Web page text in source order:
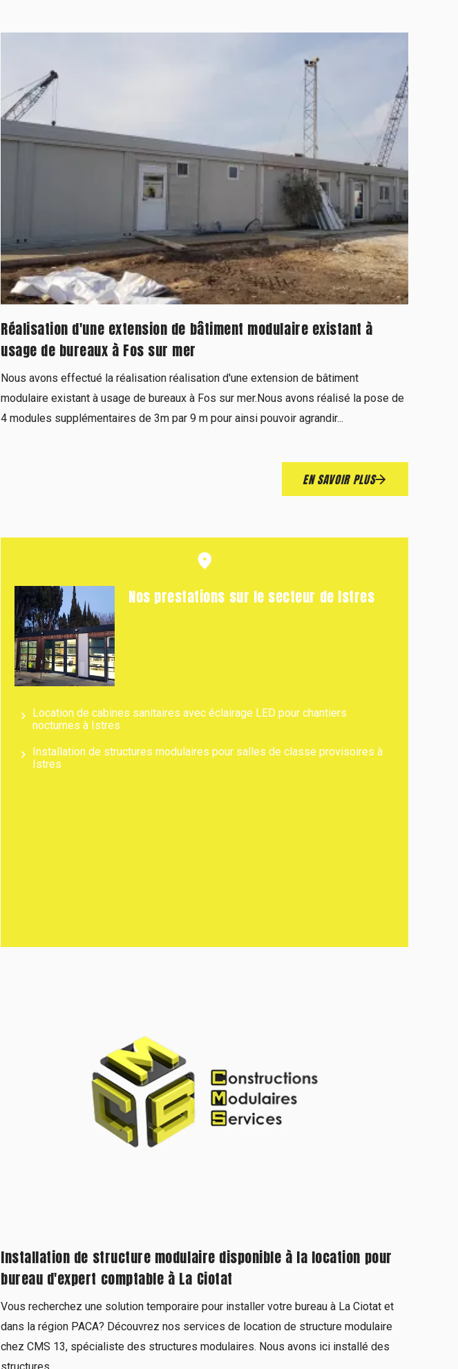
Réalisation d'une extension de bâtiment modulaire existant à
usage de bureaux à Fos sur mer
Nous avons effectué la réalisation réalisation d'une extension de bâtiment
modulaire existant à usage de bureaux à Fos sur mer.Nous avons réalisé la pose de
4 modules supplémentaires de 3m par 9 m pour ainsi pouvoir agrandir...
EN SAVOIR PLUS
Nos prestations sur le secteur de Istres
Location de cabines sanitaires avec éclairage LED pour chantiers
nocturnes à Istres
Installation de structures modulaires pour salles de classe provisoires à
Istres
Installation de structure modulaire disponible à la location pour
bureau d'expert comptable à La Ciotat
Vous recherchez une solution temporaire pour installer votre bureau à La Ciotat et
dans la région PACA? Découvrez nos services de location de structure modulaire
chez CMS 13, spécialiste des structures modulaires. Nous avons ici installé des